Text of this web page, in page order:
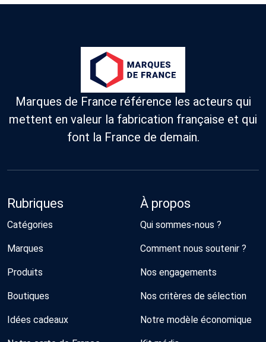
Marques de France référence les acteurs qui
mettent en valeur la fabrication française et qui
font la France de demain.
Rubriques
Catégories
Marques
Produits
Boutiques
Idées cadeaux
À propos
Qui sommes-nous ?
Comment nous soutenir ?
Nos engagements
Nos critères de sélection
Notre modèle économique